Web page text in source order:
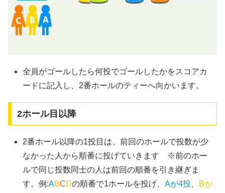
全員がゴールしたら何投でゴールしたかをスコアカ
ードに記入し、2番ホールのティーへ向かいます。
2ホール目以降
2番ホール以降の1投目は、前回のホールで投数が少
なかった人から順番に投げていきます ※前のホー
ルで同じ投数同士の人は前回の順番を引き継ぎま
す。例:ABCDの順番で1ホールを投げ、Aが4投
Bが